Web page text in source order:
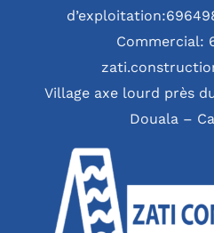
Commercial:
Village axe lourd près
Douala –